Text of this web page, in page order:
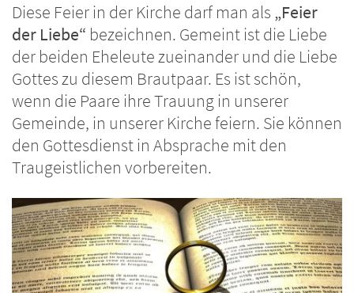
Diese Feier in der Kirche darf man als „Feier
der Liebe“ bezeichnen. Gemeint ist die Liebe
der beiden Eheleute zueinander und die Liebe
Gottes zu diesem Brautpaar. Es ist schön,
wenn die Paare ihre Trauung in unserer
Gemeinde, in unserer Kirche feiern. Sie können
den Gottesdienst in Absprache mit den
Traugeistlichen vorbereiten.